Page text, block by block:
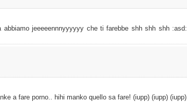
jeeeeennnyyyyyy che ti farebbe shh shh shh :asd:
a fare porno.. hihi manko quello sa fare! (iupp) (iupp) (iupp)